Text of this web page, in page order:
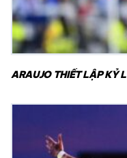
ARAUJO THIẾT LẬP KỶ